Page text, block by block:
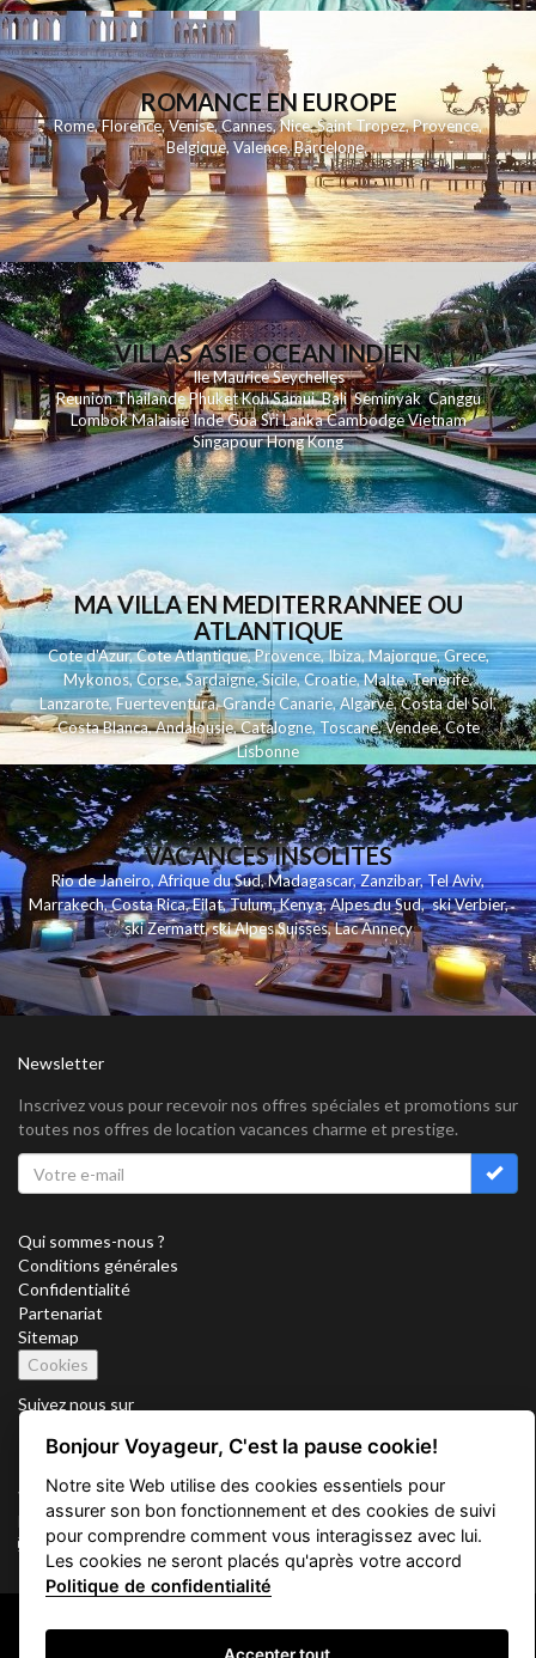
ROMANCE EN EUROPE
Rome,Florence,Venise,Cannes,Nice,Saint Tropez,Provence,
Belgique,Valence,Barcelone,
VILLAS ASIE OCEAN INDIEN
Ile MauriceSeychelles
ReunionThailandePhuketKohSamui Bali SeminyakCanggu
LombokMalaisieIndeGoaSri LankaCambodgeVietnam
SingapourHong Kong
MA VILLA EN MEDITERRANNEE OU
ATLANTIQUE
Cote d'Azur,Cote Atlantique,Provence,Ibiza,Majorque,Grece,
Mykonos,Corse,Sardaigne,Sicile,Croatie,Malte,Tenerife,
Lanzarote,Fuerteventura,Grande Canarie,Algarve,Costa del Sol,
Costa Blanca,Andalousie,Catalogne,Toscane,Vendee,Cote
Lisbonne
VACANCES INSOLITES
Rio de Janeiro,Afrique du Sud,Madagascar,Zanzibar,Tel Aviv,
Marrakech,Costa Rica,Eilat,Tulum,Kenya,Alpes du Sud,ski Verbier,
ski Zermatt,ski Alpes Suisses,Lac Annecy
Newsletter
Inscrivez vous pour recevoir nos offres spéciales et promotions sur
toutes nos offres de location vacances charme et prestige.
Qui sommes-nous ?
Conditions générales
Confidentialité
Partenariat
Sitemap
Cookies
Suivez nous sur
Vacation Key Corp. 2905 Point East Drive #L-215. Aventura.
FLORIDA 33160.
info@vacationkey.com
Copyright © 2026 Vacation Key Corp.
Bonjour Voyageur, C'est la pause cookie!
Notre site Web utilise des cookies essentiels pour
assurer son bon fonctionnement et des cookies de suivi
pour comprendre comment vous interagissez avec lui.
Les cookies ne seront placés qu'après votre accord
Politique de confidentialité